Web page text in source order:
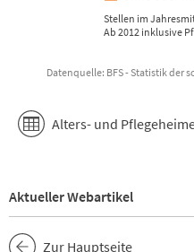
Stellen im
Ab 2012 inklusive
Datenquelle: BFS - Statistik der
Alters- und
Aktueller Webartikel
Zur Hauptseite